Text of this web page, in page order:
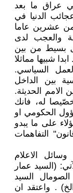
عراق ما بعد
الدنيا في
من عشرين عاما
والعجب لدى
بسيط من بين
شبيها مماثلا
السياسي.
بين الداخل
الامم الحديثة.
له، فانك
الحكومي او
على ما يبدو
التفاهمات
وسائل الاعلام
(السيد عمار
السيد
. واعتقد ان